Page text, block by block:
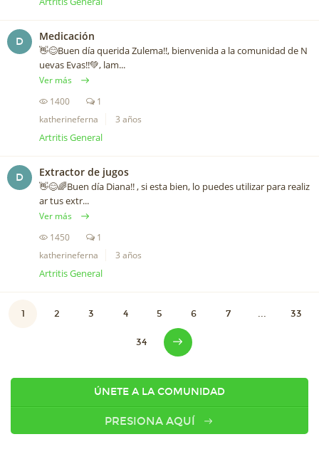
D Medicación
👋😊Buen día querida Zulema!!, bienvenida a la comunidad de N
uevas Evas!!💚, lam...
Ver más
1400
1
katherineferna
3 años
Artritis General
D Extractor de jugos
👋😊🌈Buen día Diana!! , si esta bien, lo puedes utilizar para realiz
ar tus extr...
Ver más
1450
1
katherineferna
3 años
Artritis General
1 2 3 4 5 6 7 ... 33
34
ÚNETE A LA COMUNIDAD
PRESIONA AQUÍ